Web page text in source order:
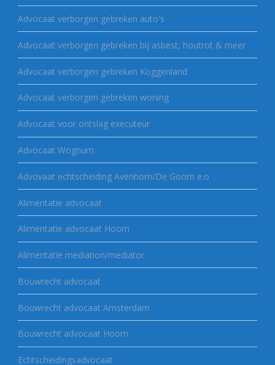
Advocaat verborgen gebreken auto's
Advocaat verborgen gebreken bij asbest, houtrot & meer
Advocaat verborgen gebreken Koggenland
Advocaat verborgen gebreken woning
Advocaat voor ontslag executeur
Advocaat Wognum
Advovaat echtscheiding Avenhorn/De Goorn e.o
Alimentatie advocaat
Alimentatie advocaat Hoorn
Alimentatie mediation/mediator
Bouwrecht advocaat
Bouwrecht advocaat Amsterdam
Bouwrecht advocaat Hoorn
Echtscheidingsadvocaat